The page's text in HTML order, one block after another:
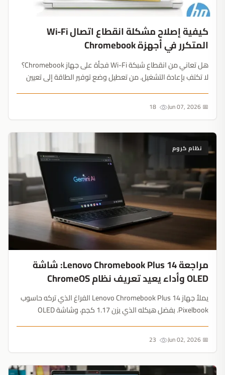
كيفية إصلاح مشكلة انقطاع اتصال Wi-Fi
المتكرر في أجهزة Chromebook
هل تعاني من انقطاع شبكة Wi-Fi فجأة على جهاز Chromebook؟
لا تكتفِ بإعادة التشغيل. من تعطيل وضع توفير الطاقة إلى تعيين
📅 Jun 07, 2026
نظام كروم
مراجعة Lenovo Chromebook Plus 14: شاشة
OLED وأداء يعيد تعريف نظام ChromeOS
يملأ جهاز Lenovo Chromebook Plus 14 الفراغ الذي تركه حاسوب
Pixelbook. بفضل هيكله الذي يزن 1.17 كجم، وشاشة OLED
📅 Jun 02, 2026